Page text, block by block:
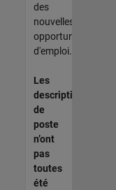
des
nouvelles
opportunités
d'emploi.
Les
descriptions
de
poste
n’ont
pas
toutes
été